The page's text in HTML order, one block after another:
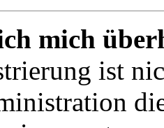
mich
ist